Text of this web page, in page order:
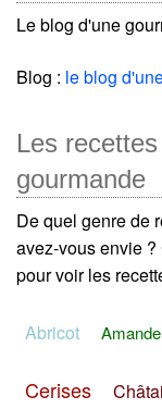
Le blog d'une
Blog : le blog
Les
gourmande
De quel genre de
avez-vous envie
pour voir les
Abricot Amande
Cerises